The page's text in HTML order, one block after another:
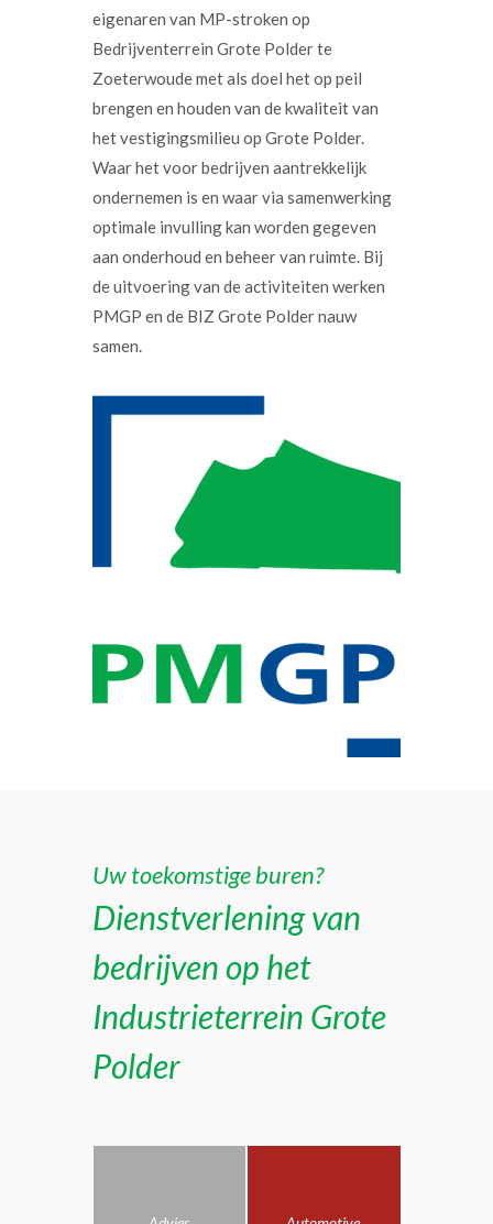
eigenaren van MP-stroken op
Bedrijventerrein Grote Polder te
Zoeterwoude met als doel het op peil
brengen en houden van de kwaliteit van
het vestigingsmilieu op Grote Polder.
Waar het voor bedrijven aantrekkelijk
ondernemen is en waar via samenwerking
optimale invulling kan worden gegeven
aan onderhoud en beheer van ruimte. Bij
de uitvoering van de activiteiten werken
PMGP en de BIZ Grote Polder nauw
samen.
Uw toekomstige buren?
Dienstverlening van
bedrijven op het
Industrieterrein Grote
Polder